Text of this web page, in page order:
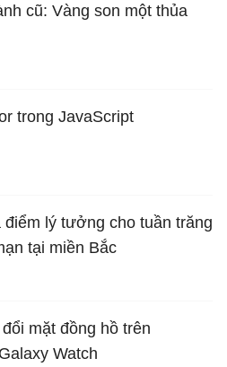
cũ: Vàng son một thủa
trong JavaScript
điểm lý tưởng cho tuần trăng
tại miền Bắc
mặt đồng hồ trên
Watch